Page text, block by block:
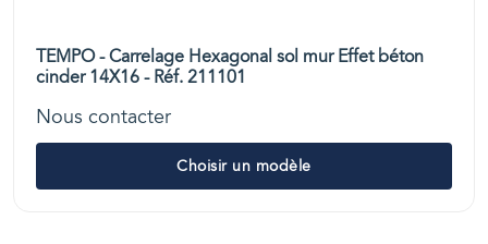
TEMPO - Carrelage Hexagonal sol mur Effet béton
cinder 14X16 - Réf. 211101
Nous contacter
Choisir un modèle